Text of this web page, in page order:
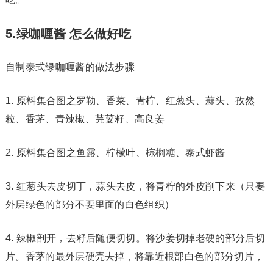
5.绿咖喱酱 怎么做好吃
自制泰式绿咖喱酱的做法步骤
1. 原料集合图之罗勒、香菜、青柠、红葱头、蒜头、孜然
粒、香茅、青辣椒、芫荽籽、高良姜
2. 原料集合图之鱼露、柠檬叶、棕榈糖、泰式虾酱
3. 红葱头去皮切丁，蒜头去皮，将青柠的外皮削下来（只要
外层绿色的部分不要里面的白色组织）
4. 辣椒剖开，去籽后随便切切。将沙姜切掉老硬的部分后切
片。香茅的最外层硬壳去掉，将靠近根部白色的部分切片，